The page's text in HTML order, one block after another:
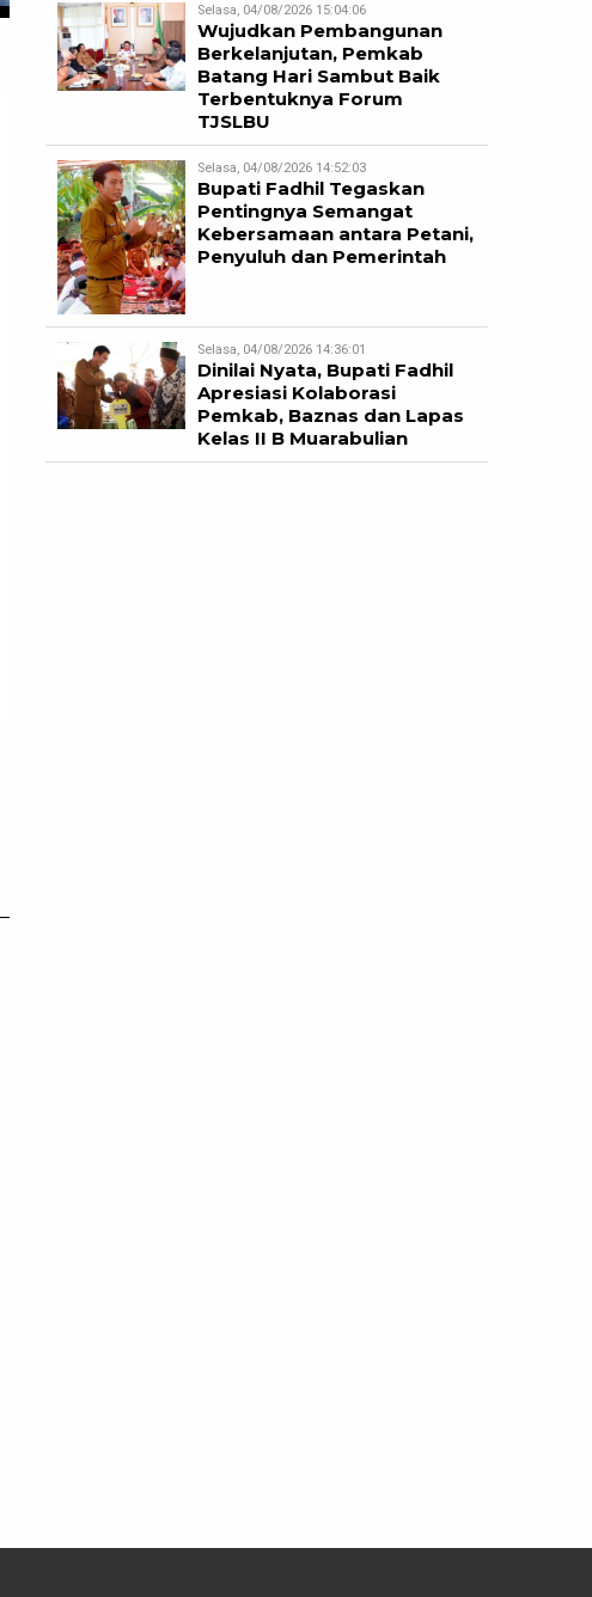
Selasa, 04/08/2026 15:04:06
Wujudkan Pembangunan
Berkelanjutan, Pemkab
Batang Hari Sambut Baik
Terbentuknya Forum
TJSLBU
Selasa, 04/08/2026 14:52:03
Bupati Fadhil Tegaskan
Pentingnya Semangat
Kebersamaan antara Petani,
Penyuluh dan Pemerintah
Selasa, 04/08/2026 14:36:01
Dinilai Nyata, Bupati Fadhil
Apresiasi Kolaborasi
Pemkab, Baznas dan Lapas
Kelas II B Muarabulian